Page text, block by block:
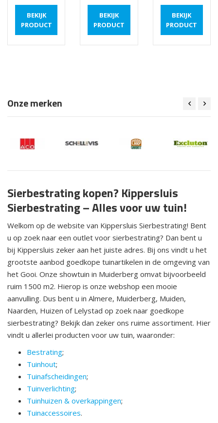
BEKIJK
PRODUCT
BEKIJK
PRODUCT
BEKIJK
PRODUCT
Onze merken
Sierbestrating kopen? Kippersluis
Sierbestrating – Alles voor uw tuin!
Welkom op de website van Kippersluis Sierbestrating! Bent
u op zoek naar een outlet voor sierbestrating? Dan bent u
bij Kippersluis zeker aan het juiste adres. Bij ons vindt u het
grootste aanbod goedkope tuinartikelen in de omgeving van
het Gooi. Onze showtuin in Muiderberg omvat bijvoorbeeld
ruim 1500 m2. Hierop is onze webshop een mooie
aanvulling. Dus bent u in Almere, Muiderberg, Muiden,
Naarden, Huizen of Lelystad op zoek naar goedkope
sierbestrating? Bekijk dan zeker ons ruime assortiment. Hier
vindt u allerlei producten voor uw tuin, waaronder:
Bestrating;
Tuinhout;
Tuinafscheidingen;
Tuinverlichting;
Tuinhuizen & overkappingen;
Tuinaccessoires.